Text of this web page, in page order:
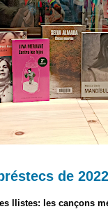
de 2022
llistes: les cançons